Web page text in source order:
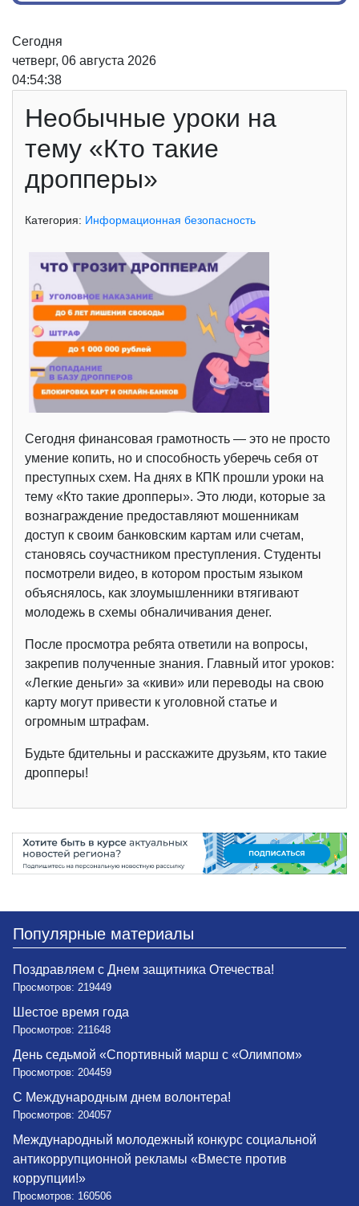
Сегодня
четверг, 06 августа 2026
04:54:38
Необычные уроки на
тему «Кто такие
дропперы»
Категория: Информационная безопасность
Сегодня финансовая грамотность — это не просто
умение копить, но и способность уберечь себя от
преступных схем. На днях в КПК прошли уроки на
тему «Кто такие дропперы». Это люди, которые за
вознаграждение предоставляют мошенникам
доступ к своим банковским картам или счетам,
становясь соучастником преступления. Студенты
посмотрели видео, в котором простым языком
объяснялось, как злоумышленники втягивают
молодежь в схемы обналичивания денег.
После просмотра ребята ответили на вопросы,
закрепив полученные знания. Главный итог уроков:
«Легкие деньги» за «киви» или переводы на свою
карту могут привести к уголовной статье и
огромным штрафам.
Будьте бдительны и расскажите друзьям, кто такие
дропперы!
Популярные материалы
Поздравляем с Днем защитника Отечества!
Просмотров: 219449
Шестое время года
Просмотров: 211648
День седьмой «Спортивный марш с «Олимпом»
Просмотров: 204459
С Международным днем волонтера!
Просмотров: 204057
Международный молодежный конкурс социальной
антикоррупционной рекламы «Вместе против
коррупции!»
Просмотров: 160506